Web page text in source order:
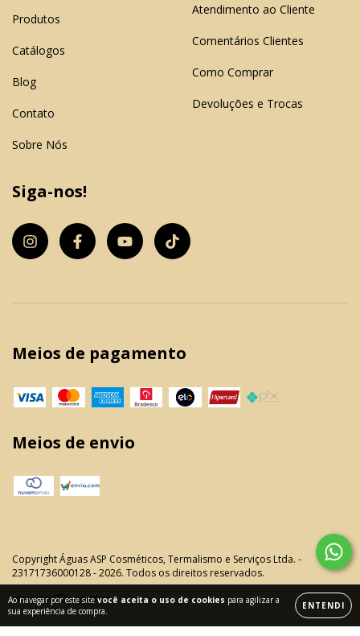
Ao navegar por este site você aceita o uso de cookies para agilizar a
sua experiência de compra.
ENTENDI
Produtos
Catálogos
Blog
Contato
Sobre Nós
Atendimento ao Cliente
Comentários Clientes
Como Comprar
Devoluções e Trocas
Siga-nos!
Meios de pagamento
Meios de envio
Copyright Águas ASP Cosméticos, Termalismo e Serviços Ltda. -
23171736000128 - 2026. Todos os direitos reservados.